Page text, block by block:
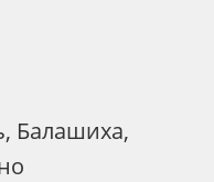
Балашиха,